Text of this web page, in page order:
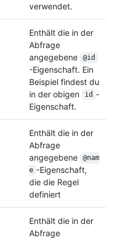
verwendet.
Enthält die in der
Abfrage
angegebene
@id
-Eigenschaft. Ein
Beispiel findest du
in der obigen
id -
Eigenschaft.
Enthält die in der
Abfrage
angegebene
@nam
e -Eigenschaft,
die die Regel
definiert
Enthält die in der
Abfrage